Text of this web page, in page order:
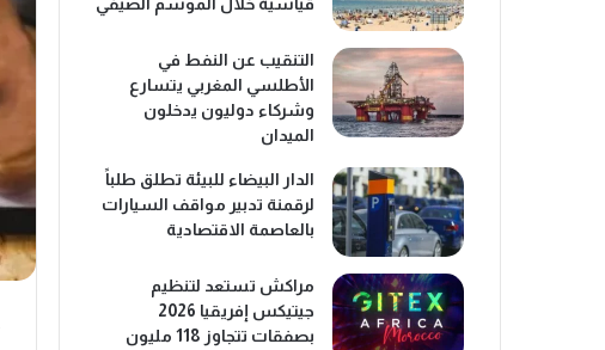
التنقيب عن النفط في
الأطلسي المغربي يتسارع
وشركاء دوليون يدخلون
الميدان
الدار البيضاء للبيئة تطلق طلباً
لرقمنة تدبير مواقف السيارات
بالعاصمة الاقتصادية
مراكش تستعد لتنظيم
جيتيكس إفريقيا 2026
بصفقات تتجاوز 118 مليون